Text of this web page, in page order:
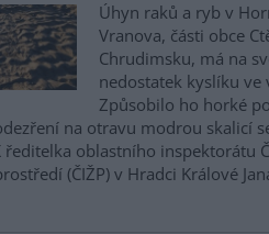
Úhyn raků a ryb v
Vranova, části obce
Chrudimsku, má na
nedostatek kyslíku ve
Způsobilo ho horké
na otravu modrou skalicí
ředitelka oblastního inspektorátu
(ČIŽP) v Hradci Králové